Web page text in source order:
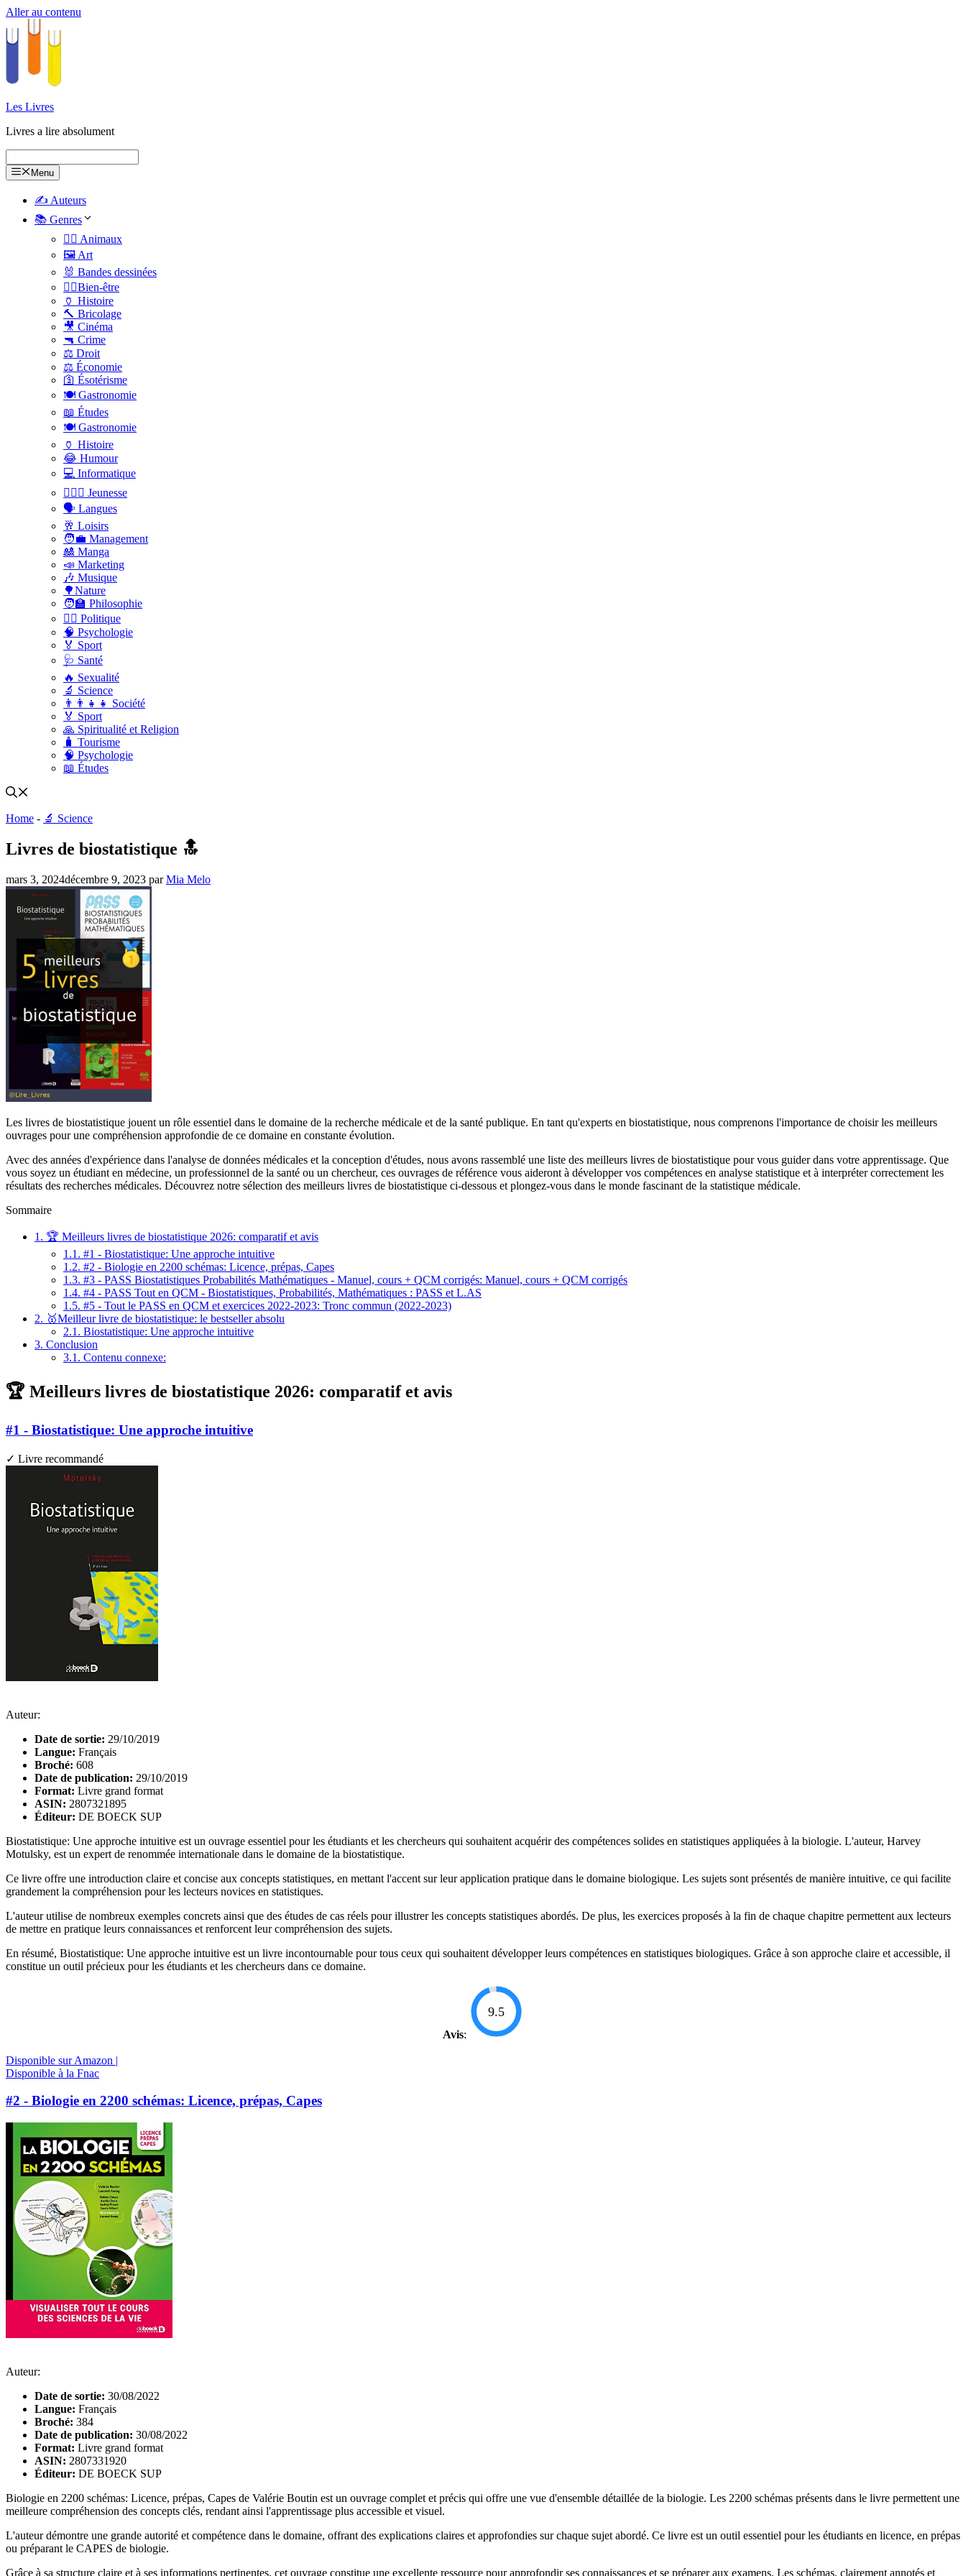
Aller au contenu
Les Livres
Livres a lire absolument
Menu
✍️ Auteurs
📚 Genres
🐕‍🦺 Animaux
🖼️ Art
🐰 Bandes dessinées
🧑‍⚕️Bien-être
🏺 Histoire
🔨 Bricolage
🎥 Cinéma
🔫 Crime
⚖️ Droit
⚖️ Économie
🛐 Ésotérisme
🍽️ Gastronomie
📖 Études
🍽️ Gastronomie
🏺 Histoire
😂 Humour
💻 Informatique
🤸🏽‍♀️ Jeunesse
🗣 Langues
🥂 Loisirs
🧑‍💼 Management
🎎 Manga
📣 Marketing
🎶 Musique
🌳Nature
🧑‍🏫 Philosophie
👨‍⚖️ Politique
🧠 Psychologie
🏅 Sport
🩺 Santé
🔥 Sexualité
🔬 Science
👨‍👨‍👧‍👧 Société
🏅 Sport
🙏 Spiritualité et Religion
🧳 Tourisme
🧠 Psychologie
📖 Études
Home - 🔬 Science
Livres de biostatistique 🔝
mars 3, 2024décembre 9, 2023 parMia Melo
Les livres de biostatistique jouent un rôle essentiel dans le domaine de la recherche médicale et de la santé publique. En tant qu'experts en biostatistique, nous comprenons l'importance de choisir les meilleurs
ouvrages pour une compréhension approfondie de ce domaine en constante évolution.
Avec des années d'expérience dans l'analyse de données médicales et la conception d'études, nous avons rassemblé une liste des meilleurs livres de biostatistique pour vous guider dans votre apprentissage. Que
vous soyez un étudiant en médecine, un professionnel de la santé ou un chercheur, ces ouvrages de référence vous aideront à développer vos compétences en analyse statistique et à interpréter correctement les
résultats des recherches médicales. Découvrez notre sélection des meilleurs livres de biostatistique ci-dessous et plongez-vous dans le monde fascinant de la statistique médicale.
Sommaire
1. 🏆 Meilleurs livres de biostatistique 2026: comparatif et avis
1.1. #1 - Biostatistique: Une approche intuitive
1.2. #2 - Biologie en 2200 schémas: Licence, prépas, Capes
1.3. #3 - PASS Biostatistiques Probabilités Mathématiques - Manuel, cours + QCM corrigés: Manuel, cours + QCM corrigés
1.4. #4 - PASS Tout en QCM - Biostatistiques, Probabilités, Mathématiques : PASS et L.AS
1.5. #5 - Tout le PASS en QCM et exercices 2022-2023: Tronc commun (2022-2023)
2. 🥇Meilleur livre de biostatistique: le bestseller absolu
2.1. Biostatistique: Une approche intuitive
3. Conclusion
3.1. Contenu connexe:
🏆 Meilleurs livres de biostatistique 2026: comparatif et avis
#1 - Biostatistique: Une approche intuitive
✓ Livre recommandé
Auteur:
Date de sortie: 29/10/2019
Langue: Français
Broché: 608
Date de publication: 29/10/2019
Format: Livre grand format
ASIN: 2807321895
Éditeur: DE BOECK SUP
Biostatistique: Une approche intuitive est un ouvrage essentiel pour les étudiants et les chercheurs qui souhaitent acquérir des compétences solides en statistiques appliquées à la biologie. L'auteur, Harvey
Motulsky, est un expert de renommée internationale dans le domaine de la biostatistique.
Ce livre offre une introduction claire et concise aux concepts statistiques, en mettant l'accent sur leur application pratique dans le domaine biologique. Les sujets sont présentés de manière intuitive, ce qui facilite
grandement la compréhension pour les lecteurs novices en statistiques.
L'auteur utilise de nombreux exemples concrets ainsi que des études de cas réels pour illustrer les concepts statistiques abordés. De plus, les exercices proposés à la fin de chaque chapitre permettent aux lecteurs
de mettre en pratique leurs connaissances et renforcent leur compréhension des sujets.
En résumé, Biostatistique: Une approche intuitive est un livre incontournable pour tous ceux qui souhaitent développer leurs compétences en statistiques biologiques. Grâce à son approche claire et accessible, il
constitue un outil précieux pour les étudiants et les chercheurs dans ce domaine.
Avis:
9.5
Disponible sur Amazon |
Disponible à la Fnac
#2 - Biologie en 2200 schémas: Licence, prépas, Capes
Auteur:
Date de sortie: 30/08/2022
Langue: Français
Broché: 384
Date de publication: 30/08/2022
Format: Livre grand format
ASIN: 2807331920
Éditeur: DE BOECK SUP
Biologie en 2200 schémas: Licence, prépas, Capes de Valérie Boutin est un ouvrage complet et précis qui offre une vue d'ensemble détaillée de la biologie. Les 2200 schémas présents dans le livre permettent une
meilleure compréhension des concepts clés, rendant ainsi l'apprentissage plus accessible et visuel.
L'auteur démontre une grande autorité et compétence dans le domaine, offrant des explications claires et approfondies sur chaque sujet abordé. Ce livre est un outil essentiel pour les étudiants en licence, en prépas
ou préparant le CAPES de biologie.
Grâce à sa structure claire et à ses informations pertinentes, cet ouvrage constitue une excellente ressource pour approfondir ses connaissances et se préparer aux examens. Les schémas, clairement annotés et